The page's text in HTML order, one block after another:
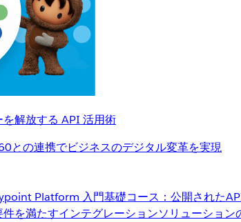
解放する API 活用術
との連携でビジネスのデジタル変革を実現
Platform 入門基礎コース：公開された
を満たすインテグレーションソリューション